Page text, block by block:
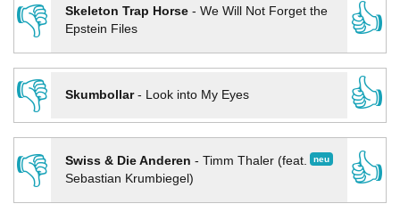
👎 Skeleton Trap Horse- We Will Not Forget the
Epstein Files
👍
👎
Skumbollar- Look into My Eyes
👍
👎
neu
Swiss & Die Anderen - Timm Thaler (feat.
Sebastian Krumbiegel)
👍